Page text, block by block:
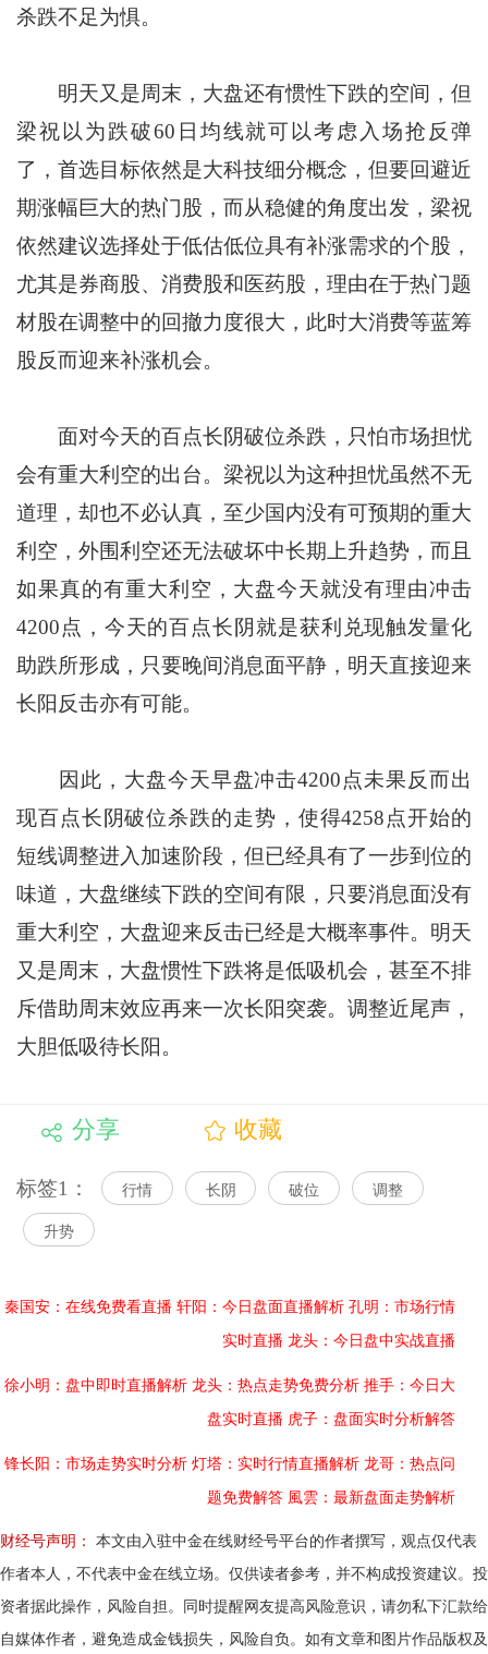
杀跌不足为惧。
明天又是周末，大盘还有惯性下跌的空间，但
梁祝以为跌破60日均线就可以考虑入场抢反弹
了，首选目标依然是大科技细分概念，但要回避近
期涨幅巨大的热门股，而从稳健的角度出发，梁祝
依然建议选择处于低估低位具有补涨需求的个股，
尤其是券商股、消费股和医药股，理由在于热门题
材股在调整中的回撤力度很大，此时大消费等蓝筹
股反而迎来补涨机会。
面对今天的百点长阴破位杀跌，只怕市场担忧
会有重大利空的出台。梁祝以为这种担忧虽然不无
道理，却也不必认真，至少国内没有可预期的重大
利空，外围利空还无法破坏中长期上升趋势，而且
如果真的有重大利空，大盘今天就没有理由冲击
4200点，今天的百点长阴就是获利兑现触发量化
助跌所形成，只要晚间消息面平静，明天直接迎来
长阳反击亦有可能。
因此，大盘今天早盘冲击4200点未果反而出
现百点长阴破位杀跌的走势，使得4258点开始的
短线调整进入加速阶段，但已经具有了一步到位的
味道，大盘继续下跌的空间有限，只要消息面没有
重大利空，大盘迎来反击已经是大概率事件。明天
又是周末，大盘惯性下跌将是低吸机会，甚至不排
斥借助周末效应再来一次长阳突袭。调整近尾声，
大胆低吸待长阳。
分享 收藏
标签1： 行情 长阴 破位 调整
升势
秦国安：在线免费看直播 轩阳：今日盘面直播解析 孔明：市场行情
实时直播 龙头：今日盘中实战直播
徐小明：盘中即时直播解析 龙头：热点走势免费分析 推手：今日大
盘实时直播 虎子：盘面实时分析解答
锋长阳：市场走势实时分析 灯塔：实时行情直播解析 龙哥：热点问
题免费解答 風雲：最新盘面走势解析
财经号声明：
本文由入驻中金在线财经号平台的作者撰写，观点仅代表
作者本人，不代表中金在线立场。仅供读者参考，并不构成投资建议。投
资者据此操作，风险自担。同时提醒网友提高风险意识，请勿私下汇款给
自媒体作者，避免造成金钱损失，风险自负。如有文章和图片作品版权及